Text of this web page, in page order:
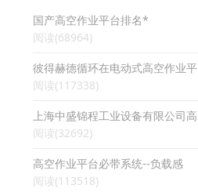
国产高空作业平台排名*
阅读(68964)
彼得赫德循环在电动式高空作业平
阅读(117338)
上海中盛锦程工业设备有限公司高
阅读(32692)
高空作业平台必带系统--负载感
阅读(113518)